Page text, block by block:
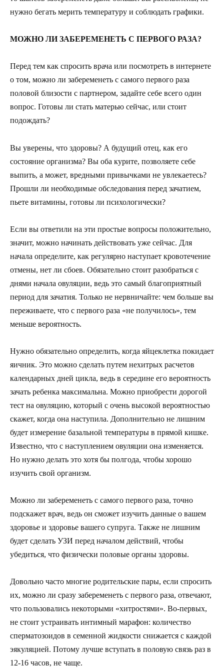
нужно бегать мерить температуру и соблюдать графики.
МОЖНО ЛИ ЗАБЕРЕМЕНЕТЬ С ПЕРВОГО РАЗА?
Перед тем как спросить врача или посмотреть в интернете
о том, можно ли забеременеть с самого первого раза
половой близости с партнером, задайте себе всего один
вопрос. Готовы ли стать матерью сейчас, или стоит
подождать?
Вы уверены, что здоровы? А будущий отец, как его
состояние организма? Вы оба курите, позволяете себе
выпить, а может, вредными привычками не увлекаетесь?
Прошли ли необходимые обследования перед зачатием,
пьете витамины, готовы ли психологически?
Если вы ответили на эти простые вопросы положительно,
значит, можно начинать действовать уже сейчас. Для
начала определите, как регулярно наступает кровотечение
отмены, нет ли сбоев. Обязательно стоит разобраться с
днями начала овуляции, ведь это самый благоприятный
период для зачатия. Только не нервничайте: чем больше вы
переживаете, что с первого раза «не получилось», тем
меньше вероятность.
Нужно обязательно определить, когда яйцеклетка покидает
яичник. Это можно сделать путем нехитрых расчетов
календарных дней цикла, ведь в середине его вероятность
зачать ребенка максимальна. Можно приобрести дорогой
тест на овуляцию, который с очень высокой вероятностью
скажет, когда она наступила. Дополнительно не лишним
будет измерение базальной температуры в прямой кишке.
Известно, что с наступлением овуляции она изменяется.
Но нужно делать это хотя бы полгода, чтобы хорошо
изучить свой организм.
Можно ли забеременеть с самого первого раза, точно
подскажет врач, ведь он сможет изучить данные о вашем
здоровье и здоровье вашего супруга. Также не лишним
будет сделать УЗИ перед началом действий, чтобы
убедиться, что физически половые органы здоровы.
Довольно часто многие родительские пары, если спросить
их, можно ли сразу забеременеть с первого раза, отвечают,
что пользовались некоторыми «хитростями». Во-первых,
не стоит устраивать интимный марафон: количество
сперматозоидов в семенной жидкости снижается с каждой
эякуляцией. Потому лучше вступать в половую связь раз в
12-16 часов, не чаще.